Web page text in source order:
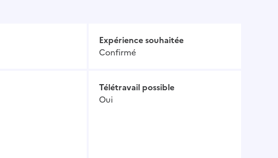
Expérience souhaitée
Confirmé
Télétravail possible
Oui